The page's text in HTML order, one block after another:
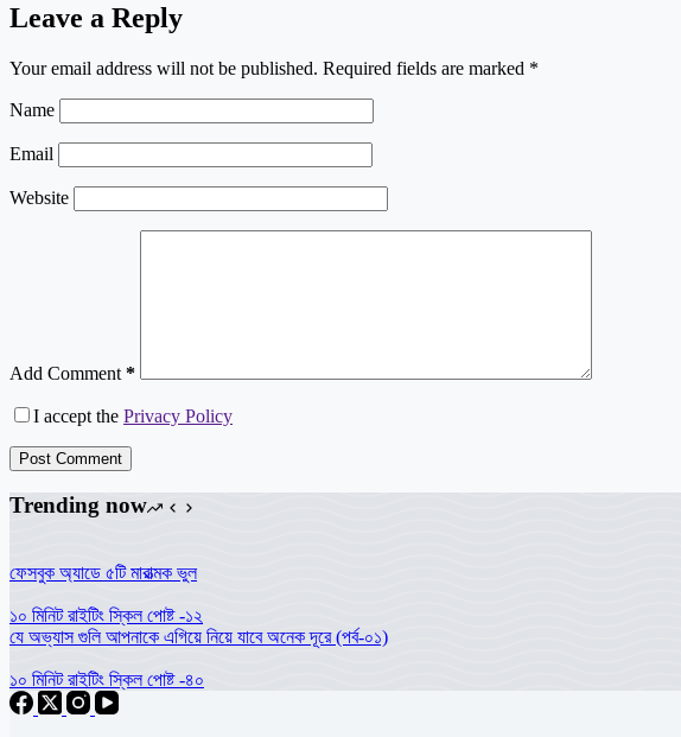
Leave a Reply
Your email address will not be published. Required fields are marked *
Name
Email
Website
Add Comment *
I accept the Privacy Policy
Post Comment
Trending now
ফেসবুক অ্যাডে ৫টি মারাত্মক ভুল
১০ মিনিট রাইটিং স্কিল পোষ্ট -১২
যে অভ্যাস গুলি আপনাকে এগিয়ে নিয়ে যাবে অনেক দূরে (পর্ব-০১)
১০ মিনিট রাইটিং স্কিল পোষ্ট -৪০